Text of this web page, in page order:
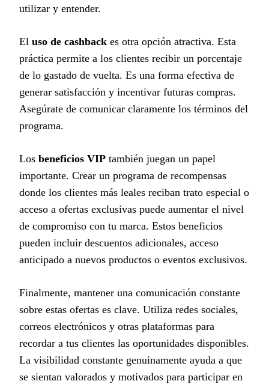
utilizar y entender.
El uso de cashback es otra opción atractiva. Esta
práctica permite a los clientes recibir un porcentaje
de lo gastado de vuelta. Es una forma efectiva de
generar satisfacción y incentivar futuras compras.
Asegúrate de comunicar claramente los términos del
programa.
Los beneficios VIP también juegan un papel
importante. Crear un programa de recompensas
donde los clientes más leales reciban trato especial o
acceso a ofertas exclusivas puede aumentar el nivel
de compromiso con tu marca. Estos beneficios
pueden incluir descuentos adicionales, acceso
anticipado a nuevos productos o eventos exclusivos.
Finalmente, mantener una comunicación constante
sobre estas ofertas es clave. Utiliza redes sociales,
correos electrónicos y otras plataformas para
recordar a tus clientes las oportunidades disponibles.
La visibilidad constante genuinamente ayuda a que
se sientan valorados y motivados para participar en